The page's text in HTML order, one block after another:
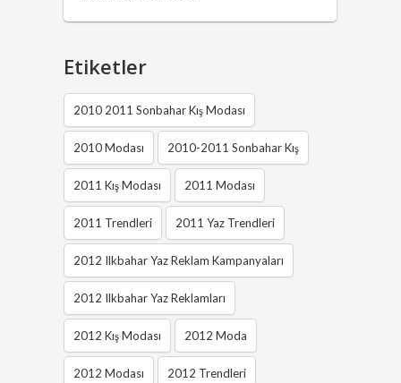
Etiketler
2010 2011 Sonbahar Kış Modası
2010 Modası 2010-2011 Sonbahar Kış
2011 Kış Modası 2011 Modası
2011 Trendleri 2011 Yaz Trendleri
2012 Ilkbahar Yaz Reklam Kampanyaları
2012 Ilkbahar Yaz Reklamları
2012 Kış Modası 2012 Moda
2012 Modası 2012 Trendleri